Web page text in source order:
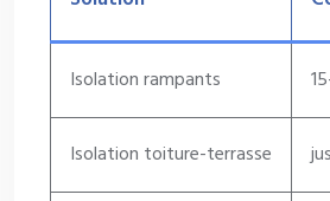
Isolation rampants
Isolation toiture-terrasse